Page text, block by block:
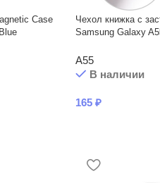
Case
Чехол книжка с
Samsung Galaxy
A55
В наличии
165 ₽